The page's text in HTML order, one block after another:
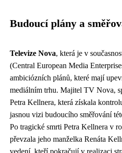
Budoucí plány a
Televize Nova, která je v
(Central European Media
ambiciózních plánů, které mají
mediálním trhu. Majitel TV Nova,
Petra Kellnera, která získala
jasnou vizi budoucího směřování
Po tragické smrti Petra Kellnera v
převzala jeho manželka Renáta
vedení, kteří pokračují v realizaci